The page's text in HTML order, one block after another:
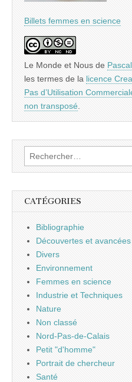
Billets femmes en science
Le Monde et Nous de
les termes de la licence
Pas d’Utilisation
non transposé
Rechercher :
CATÉGORIES
Bibliographie
Découvertes et avancées
Divers
Environnement
Femmes en science
Industrie et Techniques
Nature
Non classé
Nord-Pas-de-Calais
Petit "d'homme"
Portrait de chercheur
Santé